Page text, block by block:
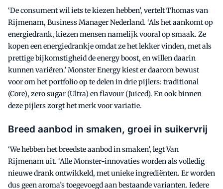
‘De consument wil iets te kiezen hebben’, vertelt Thomas van
Rijmenam, Business Manager Nederland. ‘Als het aankomt op
energiedrank, kiezen mensen namelijk vooral op smaak. Ze
kopen een energiedrankje omdat ze het lekker vinden, met als
prettige bijkomstigheid de energy boost, en willen daarin
kunnen variëren.’ Monster Energy kiest er daarom bewust
voor om het portfolio op te delen in drie pijlers: traditional
(Core), zero sugar (Ultra) en flavour (Juiced). En ook binnen
deze pijlers zorgt het merk voor variatie.
Breed aanbod in smaken, groei in suikervrij
‘We hebben het breedste aanbod in smaken’, legt Van
Rijmenam uit. ‘Alle Monster-innovaties worden als volledig
nieuwe drank ontwikkeld, met unieke ingrediënten. Er worden
dus geen aroma’s toegevoegd aan bestaande varianten. Iedere